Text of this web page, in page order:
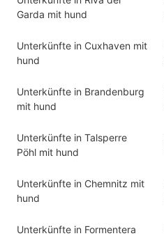
Garda mit hund
Unterkünfte in Cuxhaven mit
hund
Unterkünfte in Brandenburg
mit hund
Unterkünfte in Talsperre
Pöhl mit hund
Unterkünfte in Chemnitz mit
hund
Unterkünfte in Formentera